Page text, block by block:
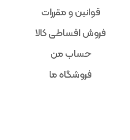
قوانین و مقررات
فروش اقساطی کالا
حساب من
فروشگاه ما